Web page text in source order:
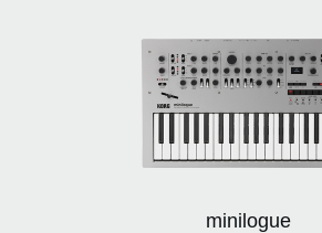
minilogue